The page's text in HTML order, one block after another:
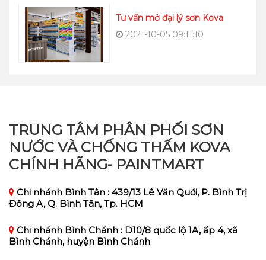
Tư vấn mở đại lý sơn Kova
2021-10-05 09:11:10
TRUNG TÂM PHÂN PHỐI SƠN
NƯỚC VÀ CHỐNG THẤM KOVA
CHÍNH HÃNG- PAINTMART
Chi nhánh Bình Tân : 439/13 Lê Văn Quới, P. Bình Trị
Đông A, Q. Bình Tân, Tp. HCM
Chi nhánh Bình Chánh : D10/8 quốc lộ 1A, ấp 4, xã
Bình Chánh, huyện Bình Chánh